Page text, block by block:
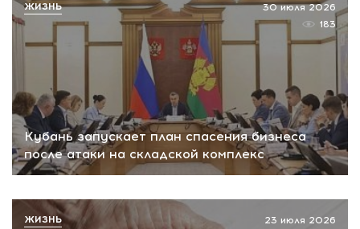
Кубань запускает план спасения бизнеса
после атаки на складской комплекс
30 июля 2026
183
ЖИЗНЬ
23 июля 2026
ЖИЗНЬ